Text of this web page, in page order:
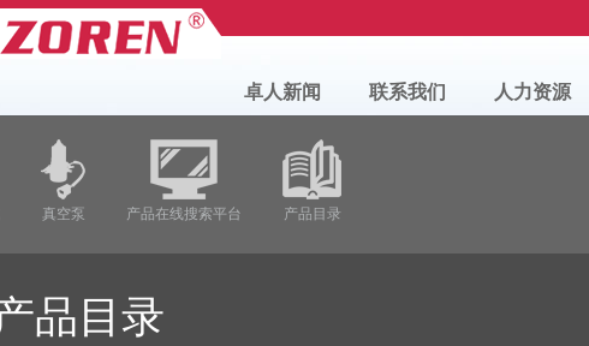
真空泵 产品在线搜索平台 产品目录
卓人新闻 联系我们 人力资源
品目录